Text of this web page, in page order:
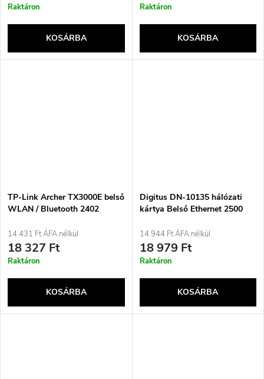
Raktáron
KOSÁRBA
Raktáron
KOSÁRBA
TP-Link Archer TX3000E belső
WLAN / Bluetooth 2402
14 431 Ft ÁFA nélkül
18 327 Ft
Raktáron
KOSÁRBA
Digitus DN-10135 hálózati
kártya Belső Ethernet 2500
14 944 Ft ÁFA nélkül
18 979 Ft
Raktáron
KOSÁRBA